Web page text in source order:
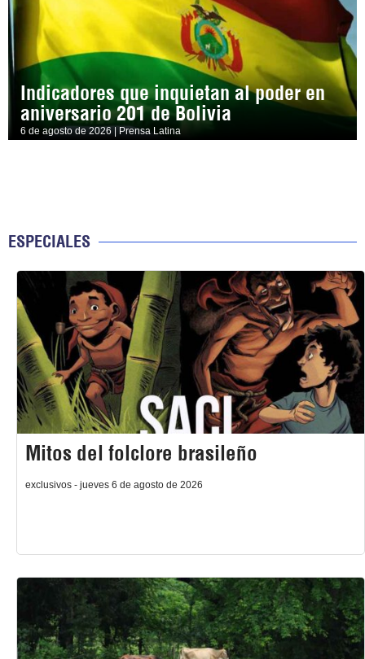
Indicadores que inquietan al poder en
aniversario 201 de Bolivia
6 de agosto de 2026 | Prensa Latina
ESPECIALES
Mitos del folclore brasileño
exclusivos - jueves 6 de agosto de 2026